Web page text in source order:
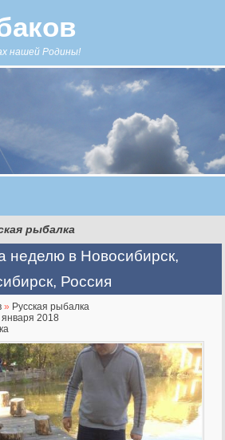
нашей Родины!
рыбалка
неделю в Новосибирск,
Россия
» Русская рыбалка
2018